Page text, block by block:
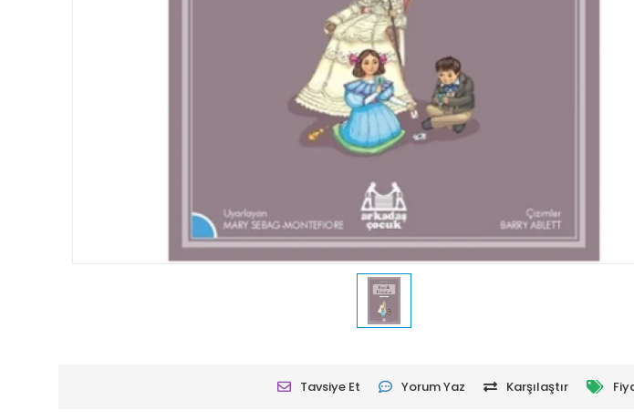
Tavsiye Et Yorum Yaz Karşılaştır